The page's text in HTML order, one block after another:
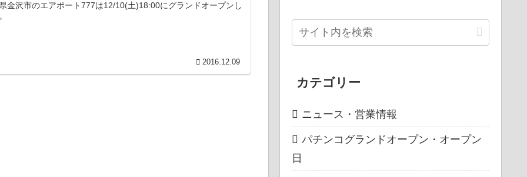
金沢市のエアポート777は12/10(土)18:00にグランドオープンし
2016.12.09
カテゴリー
ニュース・営業情報
パチンコグランドオープン・オープン
日